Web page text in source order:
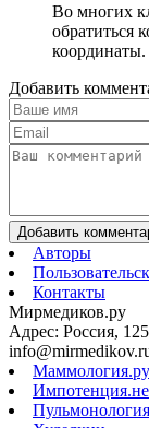
Во многих
обратиться
координаты.
Добавить
Добавить
Авторы
Контакты
Мирмедиков.ру
Адрес: Россия,
Маммология.ру